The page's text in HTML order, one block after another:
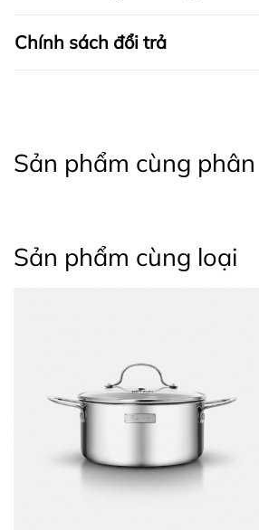
Chính sách đổi trả
Sản phẩm cùng
Sản phẩm cùng loại